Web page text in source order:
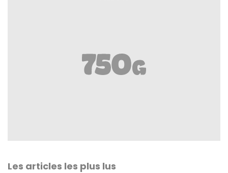
Les articles les plus lus